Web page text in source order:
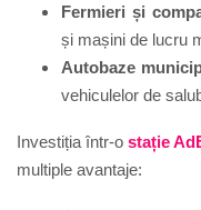
Fermieri și
și mașini de lucru
Autobaze
vehiculelor de
Investiția într-o stație
multiple avantaje: